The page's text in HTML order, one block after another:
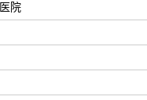
院